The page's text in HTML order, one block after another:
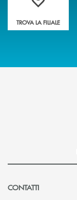
TROVA LA FILIALE
CONTATTI